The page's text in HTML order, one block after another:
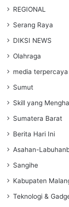
REGIONAL
Serang Raya
DIKSI NEWS
Olahraga
media terpercaya
Sumut
Skill yang
Sumatera Barat
Berita Hari Ini
Asahan-
Sangihe
Kabupaten
Teknologi &